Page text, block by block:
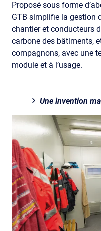
Proposé sous forme
GTB simplifie la gestion
chantier et conducteurs
carbone des bâtiments,
compagnons, avec une
module et à l’usage.
Une invention